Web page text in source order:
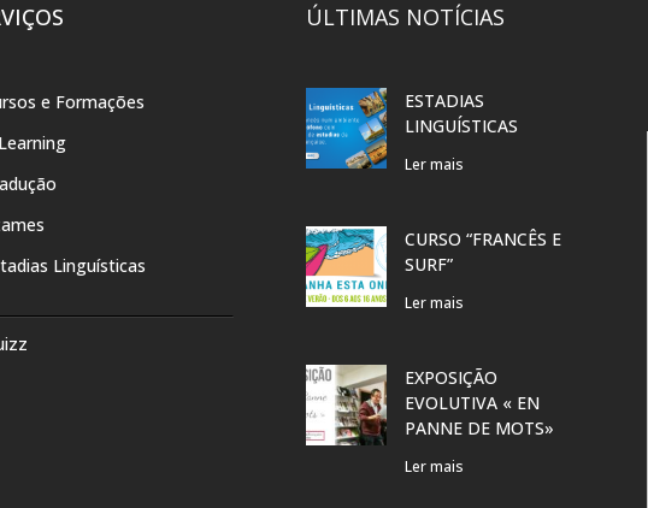
e Formações
Linguísticas
ÚLTIMAS NOTÍCIAS
ESTADIAS
LINGUÍSTICAS
Ler mais
CURSO “FRANCÊS E
SURF”
Ler mais
EXPOSIÇÃO
EVOLUTIVA « EN
PANNE DE MOTS»
Ler mais